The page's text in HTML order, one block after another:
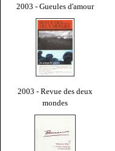
2003 - Gueules d'amour
2003 - Revue des deux
mondes